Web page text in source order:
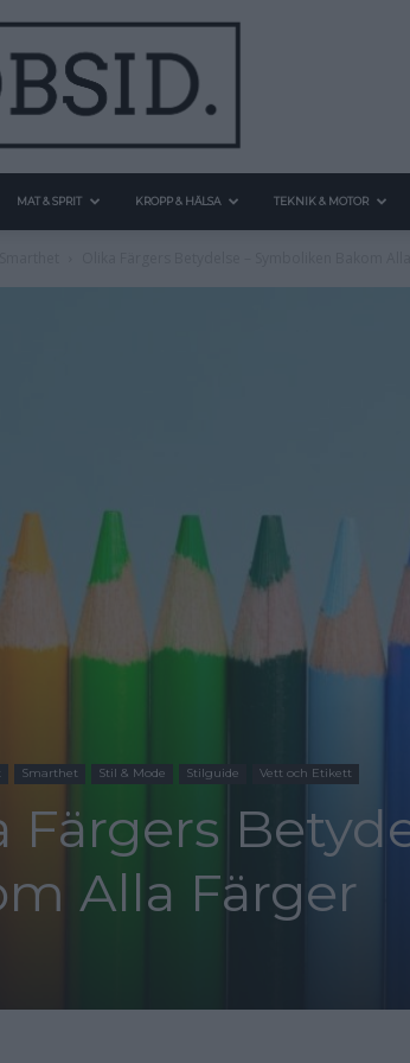
MAT & SPRIT KROPP & HÄLSA TEKNIK & MOTOR
Smarthet Stil & Mode Stilguide Vett och Etikett
Färgers
Alla Färger